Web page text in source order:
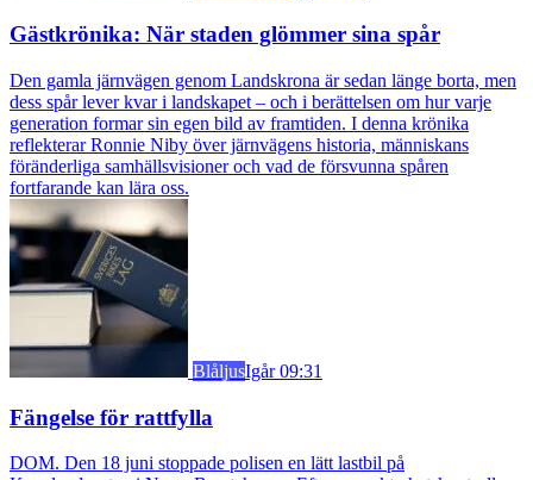
Gästkrönika: När staden glömmer sina spår
Den gamla järnvägen genom Landskrona är sedan länge borta, men
dess spår lever kvar i landskapet – och i berättelsen om hur varje
generation formar sin egen bild av framtiden. I denna krönika
reflekterar Ronnie Niby över järnvägens historia, människans
föränderliga samhällsvisioner och vad de försvunna spåren
fortfarande kan lära oss.
BlåljusIgår 09:31
Fängelse för rattfylla
DOM. Den 18 juni stoppade polisen en lätt lastbil på